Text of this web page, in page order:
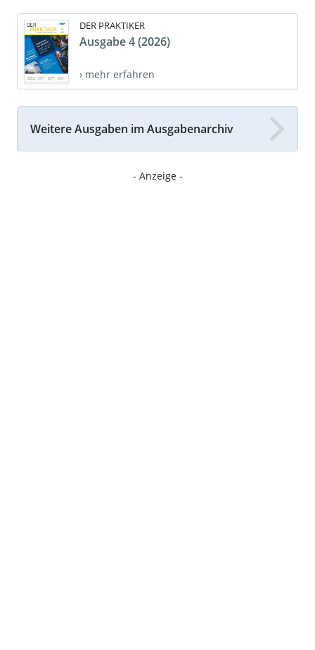
DER PRAKTIKER
Ausgabe 4 (2026)
› mehr erfahren
Weitere Ausgaben im Ausgabenarchiv
- Anzeige -